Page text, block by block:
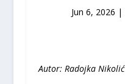
Jun 6, 2026 |
Autor: Radojka Nikolić